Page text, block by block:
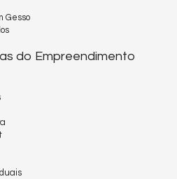
Gesso
do Empreendimento